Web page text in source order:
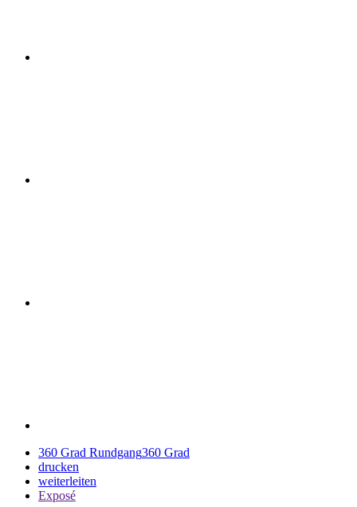
360 Grad Rundgang360 Grad
drucken
weiterleiten
Exposé